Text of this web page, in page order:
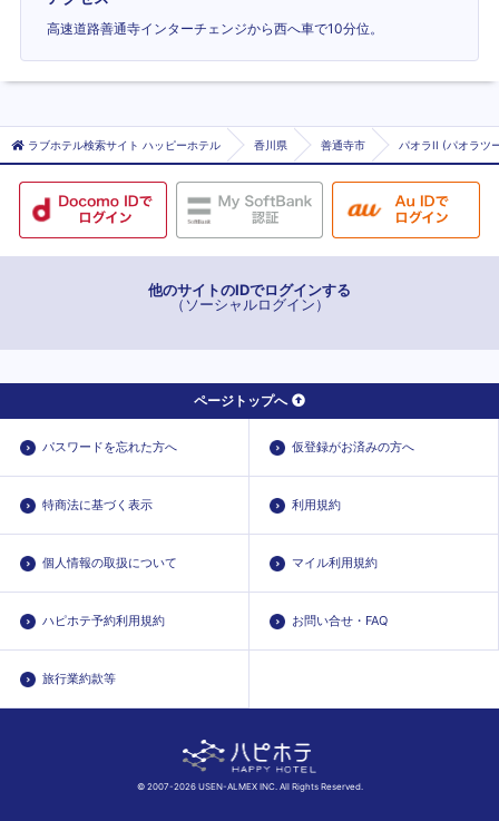
高速道路善通寺インターチェンジから西へ車で10分位。
ラブホテル検索サイト ハッピーホテル 香川県 善通寺市 パオラII (パオラツ
他のサイトのIDでログインする
（ソーシャルログイン）
ページトップへ
パスワードを忘れた方へ 仮登録がお済みの方へ
特商法に基づく表示 利用規約
個人情報の取扱について マイル利用規約
ハピホテ予約利用規約 お問い合せ・FAQ
旅行業約款等
© 2007-2026 USEN-ALMEX INC. All Rights Reserved.